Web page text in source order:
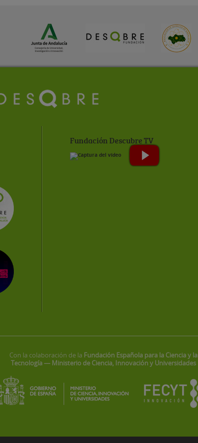
Fundación Descubre TV
Con la colaboración de la Fundación Española para la Ciencia y la
Tecnología — Ministerio de Ciencia, Innovación y Universidades